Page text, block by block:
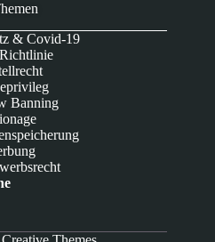
& Covid-19
Banning